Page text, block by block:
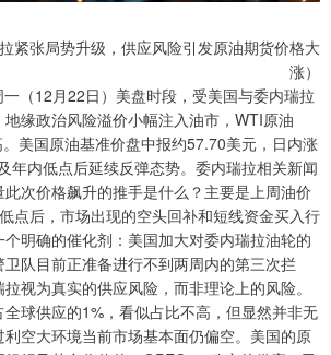
紧张局势升级，供应风险引发原油期货价格大
涨）
（12月22日）美盘时段，受美国与委内瑞拉
缘政治风险溢价小幅注入油市，WTI原油
。美国原油基准价盘中报约57.70美元，日内涨
年内低点后延续反弹态势。委内瑞拉相关新闻
次价格飙升的推手是什么？主要是上周油价
点后，市场出现的空头回补和短线资金买入行
明确的催化剂：美国加大对委内瑞拉油轮的
队目前正准备进行不到两周内的第三次拦
视为真实的供应风险，而非理论上的风险。
球供应的1%，看似占比不高，但显然并非无
空大环境当前市场基本面仍偏空。美国的原